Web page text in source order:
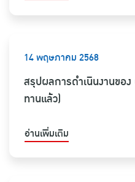
14 พฤษภาคม 2568
สรุปผลการดำเนินงานขอ
ทานแล้ว)
อ่านเพิ่มเติม